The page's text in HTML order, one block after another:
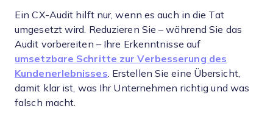
Ein CX-Audit hilft nur, wenn es auch in die Tat
umgesetzt wird. Reduzieren Sie – während Sie das
Audit vorbereiten – Ihre Erkenntnisse auf
umsetzbare Schritte zur Verbesserung des
Kundenerlebnisses . Erstellen Sie eine Übersicht,
damit klar ist, was Ihr Unternehmen richtig und was
falsch macht.